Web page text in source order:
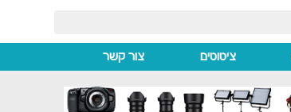
ציטוטים צור קשר